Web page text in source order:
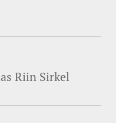
Riin Sirkel